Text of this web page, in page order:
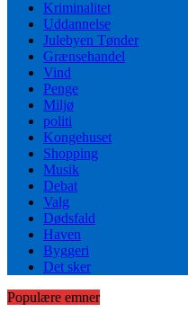
Kriminalitet
Uddannelse
Julebyen Tønder
Grænsehandel
Vind
Penge
Miljø
politi
Kongehuset
Shopping
Musik
Debat
Valg
Dødsfald
Haven
Byggeri
Det sker
Populære emner